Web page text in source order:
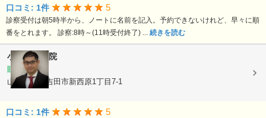
口コミ: 1件 5
診察受付は朝5時半から、ノートに名前を記入。予約できないけれど、早々に順
番をとれます。 診察:8時～(11時受付終了) ... 続きを読む
小林眼科医院
眼科
山梨県富士吉田市新西原1丁目7-1
口コミ: 1件 5